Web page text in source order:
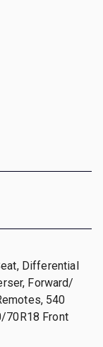
Differential
Forward/
540
70R18 Front